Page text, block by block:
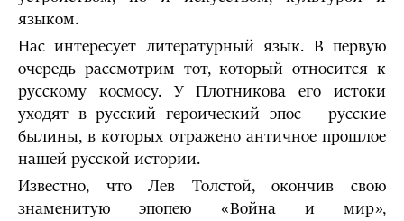
языком.
Нас интересует литературный язык. В первую
очередь рассмотрим тот, который относится к
русскому космосу. У Плотникова его истоки
уходят в русский героический эпос – русские
былины, в которых отражено античное прошлое
нашей русской истории.
Известно, что Лев Толстой, окончив свою
знаменитую эпопею «Война и мир»,